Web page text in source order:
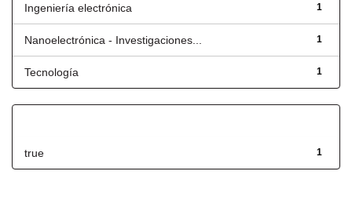
1
Ingeniería electrónica
1
Nanoelectrónica - Investigaciones...
1
Tecnología
1
true